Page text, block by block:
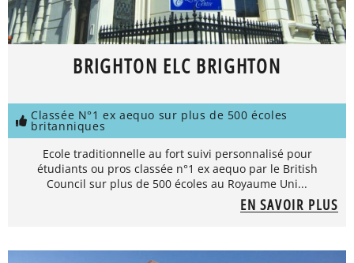
BRIGHTON ELC BRIGHTON
Classée N°1 ex aequo sur plus de 500 écoles
britanniques
Ecole traditionnelle au fort suivi personnalisé pour
étudiants ou pros classée n°1 ex aequo par le British
Council sur plus de 500 écoles au Royaume Uni...
EN SAVOIR PLUS